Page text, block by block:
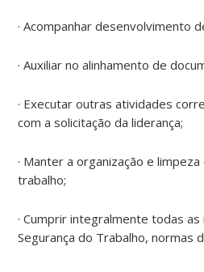
· Acompanhar desenvolvimento
· Auxiliar no alinhamento de
· Executar outras atividades
com a solicitação da liderança;
· Manter a organização e
trabalho;
· Cumprir integralmente todas
Segurança do Trabalho, normas